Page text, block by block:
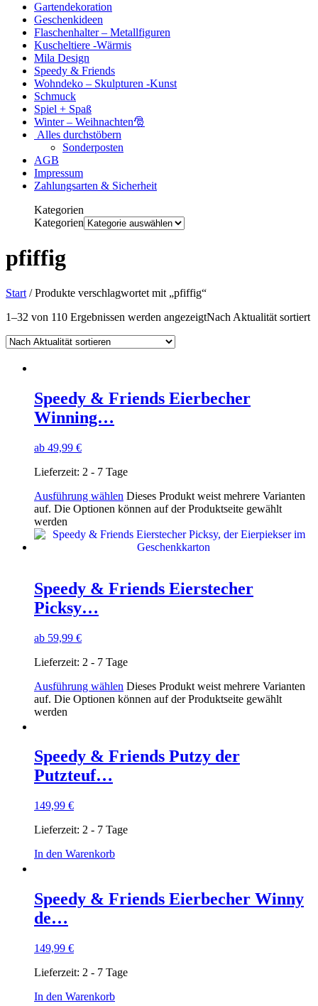
Gartendekoration
Geschenkideen
Flaschenhalter – Metallfiguren
Kuscheltiere -Wärmis
Mila Design
Speedy & Friends
Wohndeko – Skulpturen -Kunst
Schmuck
Spiel + Spaß
Winter – Weihnachten🎅
Alles durchstöbern
Sonderposten
AGB
Impressum
Zahlungsarten & Sicherheit
Kategorien
Kategorien
pfiffig
Start / Produkte verschlagwortet mit „pfiffig“
1–32 von 110 Ergebnissen werden angezeigtNach Aktualität sortiert
Speedy & Friends Eierbecher
Winning…
ab 49,99 €
Lieferzeit: 2 - 7 Tage
Ausführung wählen Dieses Produkt weist mehrere Varianten
auf. Die Optionen können auf der Produktseite gewählt
werden
Speedy & Friends Eierstecher
Picksy…
ab 59,99 €
Lieferzeit: 2 - 7 Tage
Ausführung wählen Dieses Produkt weist mehrere Varianten
auf. Die Optionen können auf der Produktseite gewählt
werden
Speedy & Friends Putzy der
Putzteuf…
149,99 €
Lieferzeit: 2 - 7 Tage
In den Warenkorb
Speedy & Friends Eierbecher Winny
de…
149,99 €
Lieferzeit: 2 - 7 Tage
In den Warenkorb